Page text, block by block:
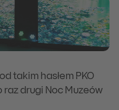
takim hasłem PKO
raz drugi Noc Muzeów